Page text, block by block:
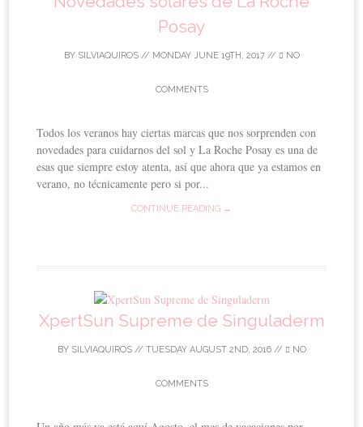
Posay
BY SILVIAQUIROS// MONDAY JUNE 19TH, 2017// NO
COMMENTS
Todos los veranos hay ciertas marcas que nos sorprenden con
novedades para cuidarnos del sol y La Roche Posay es una de
esas que siempre estoy atenta, así que ahora que ya estamos en
verano, no técnicamente pero si por...
CONTINUE READING →
XpertSun Supreme de Singuladerm
BY SILVIAQUIROS// TUESDAY AUGUST 2ND, 2016// NO
COMMENTS